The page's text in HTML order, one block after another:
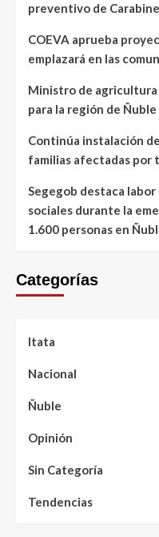
preventivo de
COEVA aprueba
emplazará en las
Ministro de
para la región de Ñuble
Continúa instalación
familias afectadas por
Segegob destaca
sociales durante la
1.600 personas en
Categorías
Itata
Nacional
Ñuble
Opinión
Sin Categoría
Tendencias